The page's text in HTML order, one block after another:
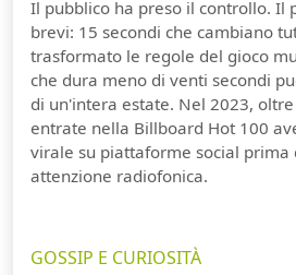
Il pubblico ha preso il controllo. Il
brevi: 15 secondi che cambiano
trasformato le regole del gioco
che dura meno di venti secondi
di un'intera estate. Nel 2023,
entrate nella Billboard Hot 100
virale su piattaforme social prima
attenzione radiofonica.
GOSSIP E CURIOSITÀ